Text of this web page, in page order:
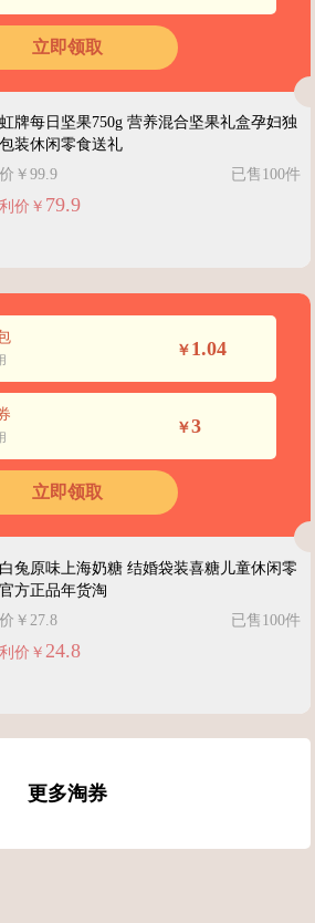
立即领取
牌每日坚果750g 营养混合坚果礼盒孕妇独
装休闲零食送礼
￥99.9
已售100件
价￥ 79.9
￥ 1.04
￥3
立即领取
兔原味上海奶糖 结婚袋装喜糖儿童休闲零
方正品年货淘
￥27.8
已售100件
价￥ 24.8
更多淘券